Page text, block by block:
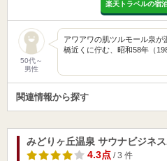
楽天トラベルの宿
50代～
男性
アワアワの肌ツルモール泉
橋近くに佇む、昭和58年（
関連情報から探す
みどりヶ丘温泉 サウナビジネ
4.3点/ 3 件